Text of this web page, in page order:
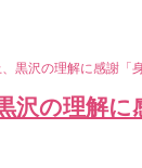
黒沢の理解に感謝「
沢の理解